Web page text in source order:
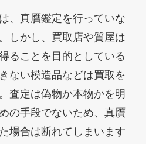
、真贋鑑定を行っていな
しかし、買取店や質屋は
ることを目的としている
ない模造品などは買取を
査定は偽物か本物かを明
の手段でないため、真贋
場合は断れてしまいます